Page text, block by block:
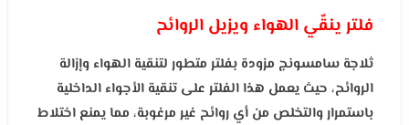
فلتر ينقّي الهواء ويزيل الروائح
ثلاجة سامسونج مزودة بفلتر متطور لتنقية الهواء وإزالة
الروائح، حيث يعمل هذا الفلتر على تنقية الأجواء الداخلية
باستمرار والتخلص من أي روائح غير مرغوبة، مما يمنع اختلاط